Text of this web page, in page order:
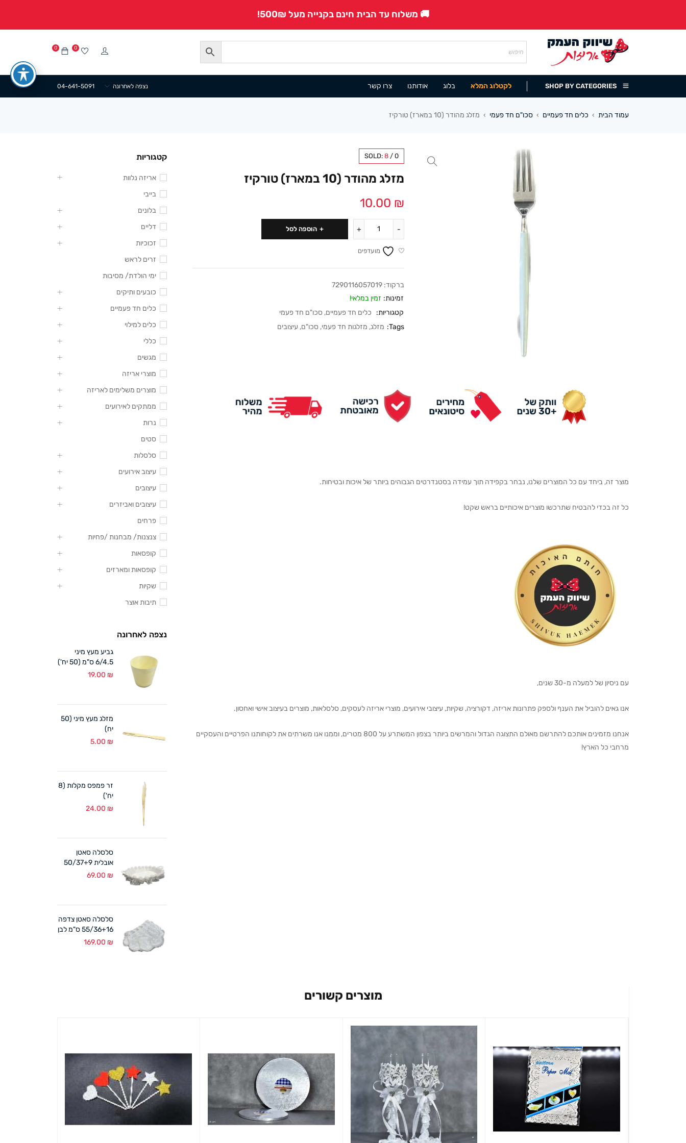
🚚 משלוח עד הבית חינם בקנייה מעל 500₪!
0 0
SHOP BY CATEGORIES לקטלוג המלא בלוג אודותנו צרו קשר 04-641-5091 נצפה לאחרונה
עמוד הבית › כלים חד פעמיים › סכו"ם חד פעמי › מזלג מהודר (10 במארז) טורקיז
SOLD: 8 / 0
מזלג מהודר (10 במארז) טורקיז
10.00 ₪
הוספה לסל
מועדפים
ברקוד: 7290116057019
זמינות: זמין במלאי!
קטגוריות:
כלים חד פעמיים, סכו"ם חד פעמי
Tags: מזלג, מזלגות חד פעמי, סכו"ם, עיצובים
מוצר זה, ביחד עם כל המוצרים שלנו, נבחר בקפידה תוך עמידה בסטנדרטים הגבוהים ביותר של איכות ובטיחות.
כל זה בכדי להבטיח שתרכשו מוצרים איכותיים בראש שקט!
עם ניסיון של למעלה מ-30 שנים,
אנו גאים להוביל את הענף ולספק פתרונות אריזה, דקורציה, שקיות, עיצובי אירועים, מוצרי אריזה לעסקים, סלסלאות, מוצרים בעיצוב אישי ואחסון.
אנחנו מזמינים אותכם להתרשם מאולם התצוגה הגדול והמרשים ביותר בצפון המשתרע על 800 מטרים, וממנו אנו משרתים את לקוחותנו הפרטיים והעסקיים
מרחבי כל הארץ!
קטגוריות
אריזה נלוות
בייבי
בלונים
דליים
זכוכיות
זרים לראש
ימי הולדת/ מסיבות
כובעים ותיקים
כלים חד פעמיים
כלים למילוי
כללי
מגשים
מוצרי אריזה
מוצרים משלימים לאריזה
ממתקים לאירועים
נרות
סטים
סלסלות
עיצוב אירועים
עיצובים
עיצובים ואביזרים
פרחים
צנצנות/ מבחנות /פחיות
קופסאות
קופסאות ומארזים
שקיות
תיבות אוצר
נצפה לאחרונה
גביע מעץ מיני
6/4.5 ס"מ (50 יח')
19.00 ₪
מזלג מעץ מיני (50
יח)
5.00 ₪
זר פמפס מקלות (8
יח')
24.00 ₪
סלסלה סאטן
אובלית 50/37+9
ס"מ לבן
69.00 ₪
סלסלה סאטן צדפה
55/36+16 ס"מ לבן
169.00 ₪
מוצרים קשורים